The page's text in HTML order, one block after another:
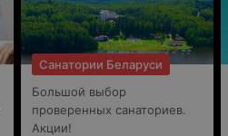
Санатории Беларуси
Большой выбор
проверенных санаториев.
Акции!